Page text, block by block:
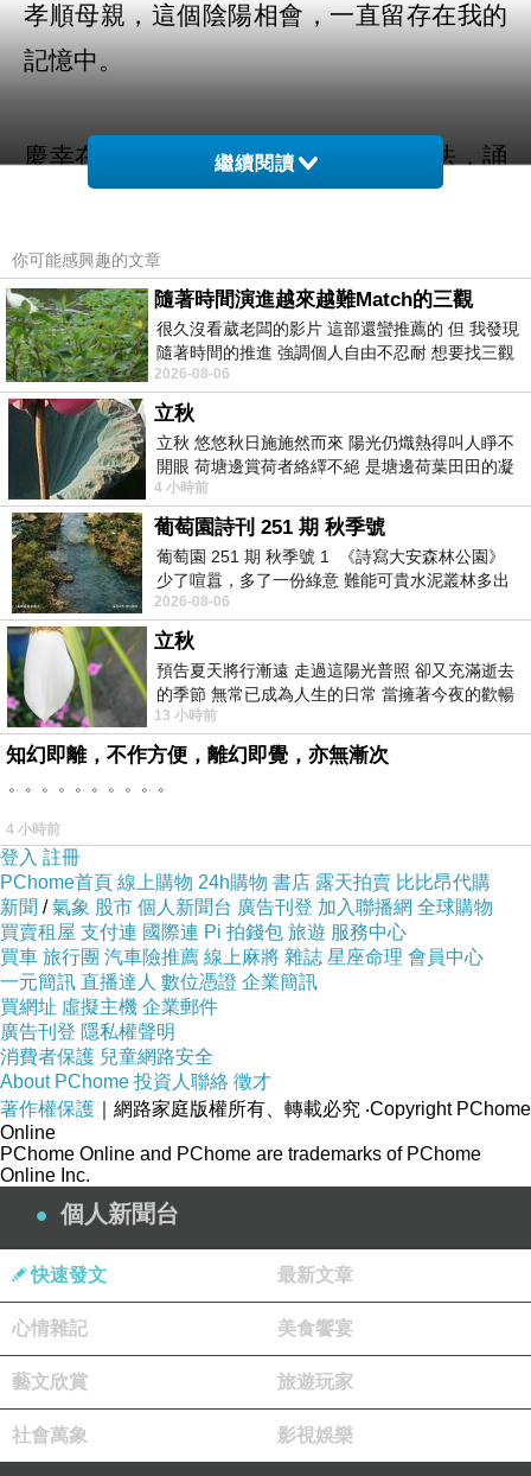
孝順母親，這個陰陽相會，一直留存在我的
記憶中。
慶幸在數十年後，終於有一個補償方法，誦
泣。因為這是我唯一能做的，將父親保送上
去，雖說報答萬分不及一，但這只是開始，
不是最終結果，日後還是要看祂自己修得好
不好，是否能夠通過考試，否則只是短暫享
清福而已。修行在個人，陽世子孫只能止步
於此。
四年前於疫情尚未開始時現場請示，順便請
示父親在上面修得如何，算一算父親已上中
天淨修院三年多，阿伯告知：「已通過考
試，會從下品下生開始。」這原本不是這趟
現場請示的主要目的，得到這樣的結果，回
程的路上當然特別開心。時間來到今年，又
過了三年多，不料於本月初的請示中，開示
父親「魂落冥府第三殿。」怎麼會這樣？十
年前在平民區，是我超度祂上中天淨修院，
為何倒退幾級，仍在受苦？到底出了什麼
事？
事出必有因，於是再次請示其中緣由，蒙佛
菩薩慈悲開示，原來是在「下品下生」犯
錯，所以被貶回原處。之前考試雖然過了，
但心性尚未完全矯正，到了淨土，犯了規
矩，故被貶。經查：「係祂未經上級許可，
偷偷跑出來，去幫助陽世子孫所致，此犯了
淨土的規矩及因果大忌。」這是很嚴重的懲
罰，我真的無語問蒼天。昔時我費了那麼大
繼續閱讀
你可能感興趣的文章
隨著時間演進越來越難Match的三觀
很久沒看葳老闆的影片 這部還蠻推薦的 但 我發現
隨著時間的推進 強調個人自由不忍耐 想要找三觀
接近的不要說對象 連朋友都超
2026-08-06
立秋
立秋 悠悠秋日施施然而來 陽光仍熾熱得叫人睜不
開眼 荷塘邊賞荷者絡繹不絕 是塘邊荷葉田田的凝
望 風中飄逸的是映日荷花別樣紅
4 小時前
葡萄園詩刊 251 期 秋季號
葡萄園 251 期 秋季號 1 《詩寫大安森林公園》
少了喧囂，多了一份綠意 難能可貴水泥叢林多出
一
2026-08-06
立秋
預告夏天將行漸遠 走過這陽光普照 卻又充滿逝去
的季節 無常已成為人生的日常 當擁著今夜的歡暢
舒心 轉眼驟成昨日 而明晨 太陽
13 小時前
知幻即離，不作方便，離幻即覺，亦無漸次
。。。。。。。。。。
4 小時前
登入 註冊
PChome首頁 線上購物 24h購物 書店 露天拍賣 比比昂代購
新聞 /氣象 股市 個人新聞台 廣告刊登 加入聯播網 全球購物
買賣租屋 支付連 國際連 Pi 拍錢包 旅遊 服務中心
買車 旅行團 汽車險推薦 線上麻將 雜誌 星座命理 會員中心
一元簡訊 直播達人 數位憑證 企業簡訊
買網址 虛擬主機 企業郵件
廣告刊登 隱私權聲明
消費者保護 兒童網路安全
About PChome 投資人聯絡 徵才
著作權保護 ｜網路家庭版權所有、轉載必究 ‧Copyright PChome
Online
PChome Online and PChome are trademarks of PChome
Online Inc.
個人新聞台
快速發文 最新文章
心情雜記 美食饗宴
藝文欣賞 旅遊玩家
社會萬象 影視娛樂